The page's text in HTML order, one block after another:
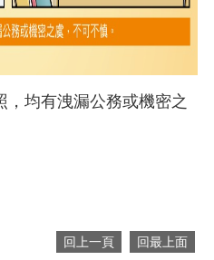
，均有洩漏公務或機密之
回上一頁 回最上面